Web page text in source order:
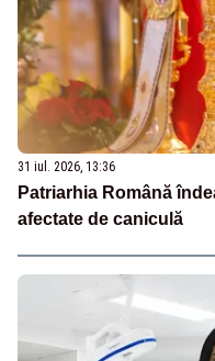
31 iul. 2026, 13:36
Patriarhia Română
afectate de caniculă